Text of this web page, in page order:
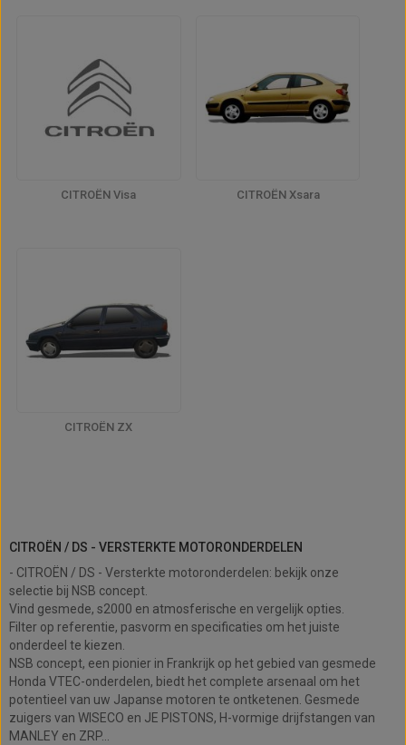
CITROËN Visa CITROËN Xsara
CITROËN ZX
CITROËN / DS - VERSTERKTE MOTORONDERDELEN
- CITROËN / DS - Versterkte motoronderdelen: bekijk onze
selectie bij NSB concept.
Vind gesmede, s2000 en atmosferische en vergelijk opties.
Filter op referentie, pasvorm en specificaties om het juiste
onderdeel te kiezen.
NSB concept, een pionier in Frankrijk op het gebied van gesmede
Honda VTEC-onderdelen, biedt het complete arsenaal om het
potentieel van uw Japanse motoren te ontketenen. Gesmede
zuigers van WISECO en JE PISTONS, H-vormige drijfstangen van
MANLEY en ZRP...